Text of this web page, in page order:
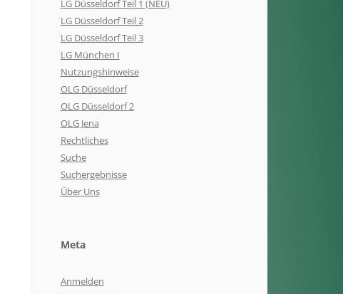
LG Düsseldorf Teil 1 (NEU)
LG Düsseldorf Teil 2
LG Düsseldorf Teil 3
LG München I
Nutzungshinweise
OLG Düsseldorf
OLG Düsseldorf 2
OLG Jena
Rechtliches
Suche
Suchergebnisse
Über Uns
Meta
Anmelden